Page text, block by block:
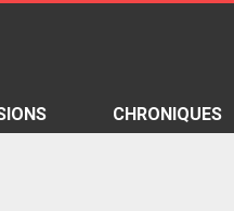
CHRONIQUES